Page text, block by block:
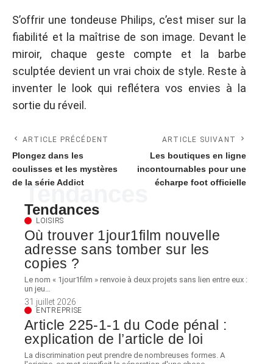
S’offrir une tondeuse Philips, c’est miser sur la
fiabilité et la maîtrise de son image. Devant le
miroir, chaque geste compte et la barbe
sculptée devient un vrai choix de style. Reste à
inventer le look qui reflétera vos envies à la
sortie du réveil.
ARTICLE PRÉCÉDENT
Plongez dans les
coulisses et les mystères
de la série Addict
ARTICLE SUIVANT
Les boutiques en ligne
incontournables pour une
écharpe foot officielle
Tendances
Tendances
LOISIRS
Où trouver 1jour1film nouvelle
adresse sans tomber sur les
copies ?
Le nom « 1jour1film » renvoie à deux projets sans lien entre eux :
un jeu…
31 juillet 2026
ENTREPRISE
Article 225-1-1 du Code pénal :
explication de l’article de loi
La discrimination peut prendre de nombreuses formes. A